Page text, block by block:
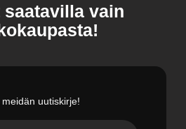
saatavilla vain
meidän uutiskirje!